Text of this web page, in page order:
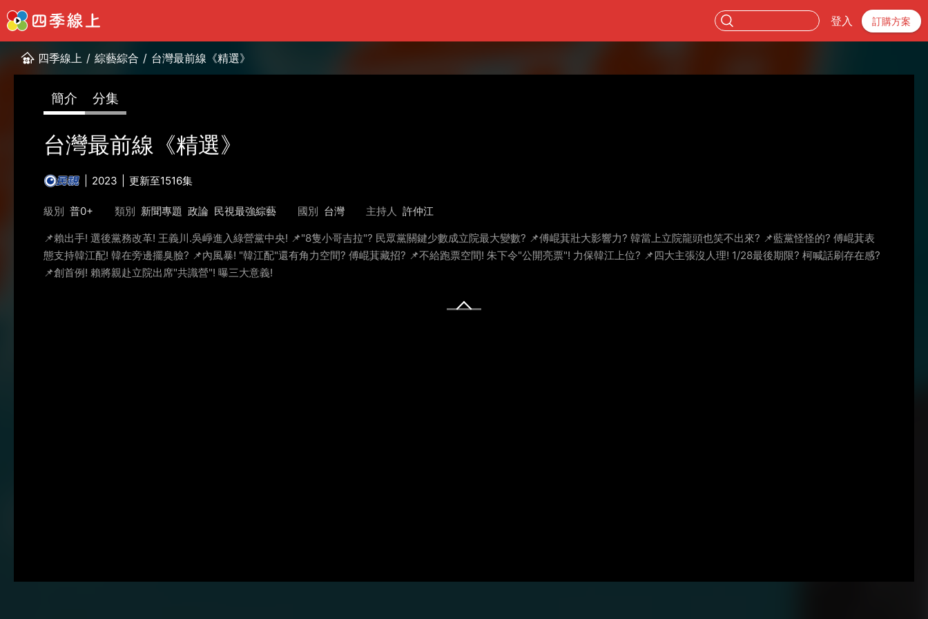
登入 訂購方案
四季線上 / 綜藝綜合 / 台灣最前線《精選》
簡介 分集
台灣最前線《精選》
2023 更新至1516集
級別 普0+ 類別 新聞專題 政論 民視最強綜藝 國別 台灣 主持人 許仲江
📌賴出手! 選後黨務改革! 王義川.吳崢進入綠營黨中央! 📌"8隻小哥吉拉"? 民眾黨關鍵少數成立院最大變數? 📌傅崐萁壯大影響力? 韓當上立院龍頭也笑不出來? 📌藍黨怪怪的? 傅崐萁表
態支持韓江配! 韓在旁邊擺臭臉? 📌內風暴! "韓江配"還有角力空間? 傅崐萁藏招? 📌不給跑票空間! 朱下令"公開亮票"! 力保韓江上位? 📌四大主張沒人理! 1/28最後期限? 柯喊話刷存在感?
📌創首例! 賴將親赴立院出席"共識營"! 曝三大意義!